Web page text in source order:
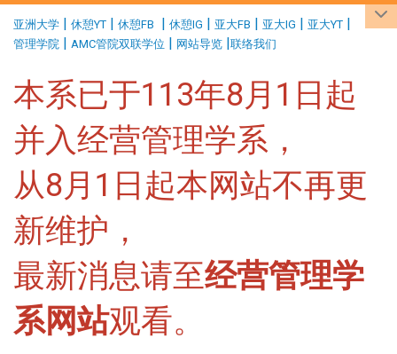
亚洲大学 | 休憩YT | 休憩FB | 休憩IG | 亚大FB | 亚大IG | 亚大YT |
管理学院 | AMC管院双联学位 | 网站导览 |联络我们
本系已于113年8月1日起
并入经营管理学系，
从8月1日起本网站不再更
新维护，
最新消息请至经营管理学
系网站观看。